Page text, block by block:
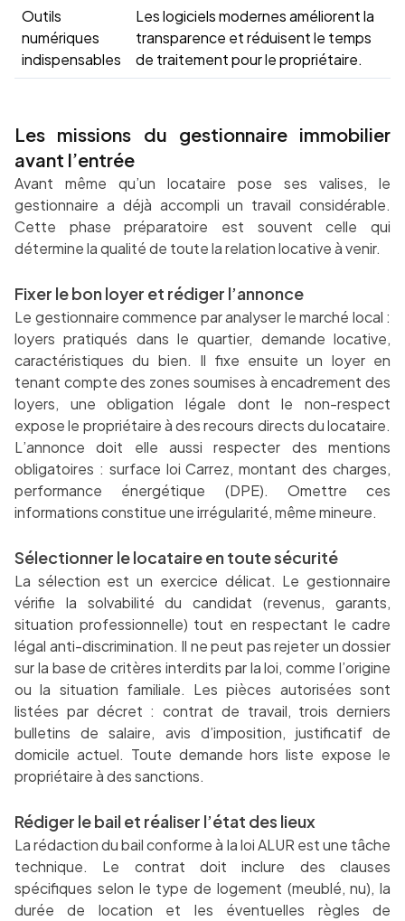
Outils
numériques
indispensables
Les logiciels modernes améliorent la
transparence et réduisent le temps
de traitement pour le propriétaire.
Les missions du gestionnaire immobilier
avant l’entrée
Avant même qu’un locataire pose ses valises, le
gestionnaire a déjà accompli un travail considérable.
Cette phase préparatoire est souvent celle qui
détermine la qualité de toute la relation locative à venir.
Fixer le bon loyer et rédiger l’annonce
Le gestionnaire commence par analyser le marché local :
loyers pratiqués dans le quartier, demande locative,
caractéristiques du bien. Il fixe ensuite un loyer en
tenant compte des zones soumises à encadrement des
loyers, une obligation légale dont le non-respect
expose le propriétaire à des recours directs du locataire.
L’annonce doit elle aussi respecter des mentions
obligatoires : surface loi Carrez, montant des charges,
performance énergétique (DPE). Omettre ces
informations constitue une irrégularité, même mineure.
Sélectionner le locataire en toute sécurité
La sélection est un exercice délicat. Le gestionnaire
vérifie la solvabilité du candidat (revenus, garants,
situation professionnelle) tout en respectant le cadre
légal anti-discrimination. Il ne peut pas rejeter un dossier
sur la base de critères interdits par la loi, comme l’origine
ou la situation familiale. Les pièces autorisées sont
listées par décret : contrat de travail, trois derniers
bulletins de salaire, avis d’imposition, justificatif de
domicile actuel. Toute demande hors liste expose le
propriétaire à des sanctions.
Rédiger le bail et réaliser l’état des lieux
La rédaction du bail conforme à la loi ALUR est une tâche
technique. Le contrat doit inclure des clauses
spécifiques selon le type de logement (meublé, nu), la
durée de location et les éventuelles règles de